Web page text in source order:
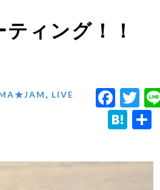
ィング！！
, LIVE
F
a
c
e
T
w
it
t
H
t